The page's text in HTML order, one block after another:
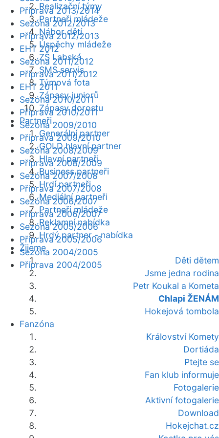
Realizační týmy
Partneři mládeže
Nábor dětí
Úspěchy mládeže
ZŠ Labská
SMS servis
Týmová fota
Zápasy juniorů
Zápasy dorostu
Partneři
Generální partner
GOLD hlavní partner
Hlavní partneři
Business partneři
Hrdí partneři
Mediální partneři
Partneři mládeže
Reklamní nabídka
Hrdý partner - nabídka
Žijeme
Děti dětem
Jsme jedna rodina
Petr Koukal a Kometa
Chlapi ŽENÁM
Hokejová tombola
Fanzóna
Království Komety
Dortiáda
Ptejte se
Fan klub informuje
Fotogalerie
Aktivní fotogalerie
Download
Hokejchat.cz
Příprava 2013/2014
Sezóna 2012/2013
Příprava 2012/2013
EHT 2012
Sezóna 2011/2012
Příprava 2011/2012
EHT 2011
Sezóna 2010/2011
Příprava 2010/2011
Sezóna 2009/2010
Příprava 2009/2010
Sezóna 2008/2009
Příprava 2008/2009
Sezóna 2007/2008
Příprava 2007/2008
Sezóna 2006/2007
Příprava 2006/2007
Sezóna 2005/2006
Příprava 2005/2006
Sezóna 2004/2005
Příprava 2004/2005